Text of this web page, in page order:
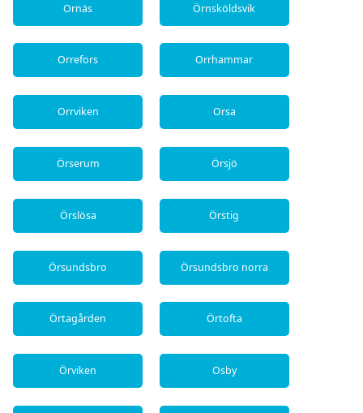
Ornäs Örnsköldsvik
Orrefors Orrhammar
Orrviken Orsa
Örserum Örsjö
Örslösa Örstig
Örsundsbro Örsundsbro norra
Örtagården Örtofta
Örviken Osby